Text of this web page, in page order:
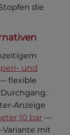
die
und
flexible
Anzeige
10 bar —
Variante mit